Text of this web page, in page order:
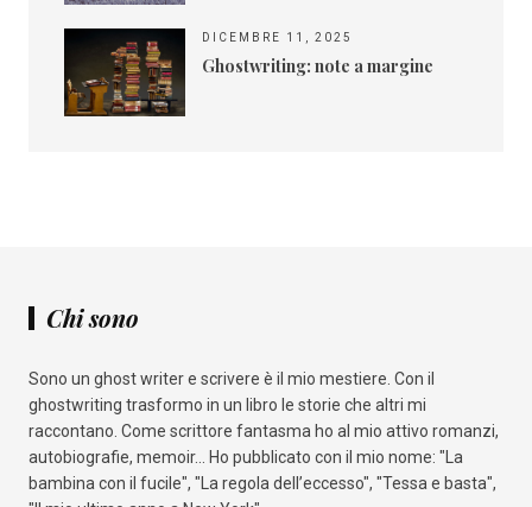
DICEMBRE 11, 2025
Ghostwriting: note a margine
Chi sono
Sono un ghost writer e scrivere è il mio mestiere. Con il
ghostwriting trasformo in un libro le storie che altri mi
raccontano. Come scrittore fantasma ho al mio attivo romanzi,
autobiografie, memoir... Ho pubblicato con il mio nome: "La
bambina con il fucile", "La regola dell’eccesso", "Tessa e basta",